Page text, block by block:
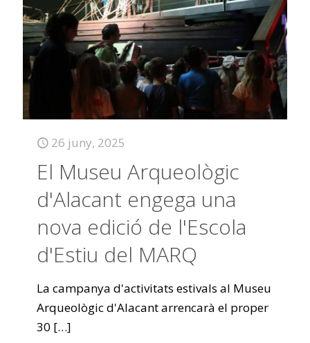
26 juny, 2025
El Museu Arqueològic
d'Alacant engega una
nova edició de l'Escola
d'Estiu del MARQ
La campanya d'activitats estivals al Museu
Arqueològic d'Alacant arrencarà el proper
30 […]